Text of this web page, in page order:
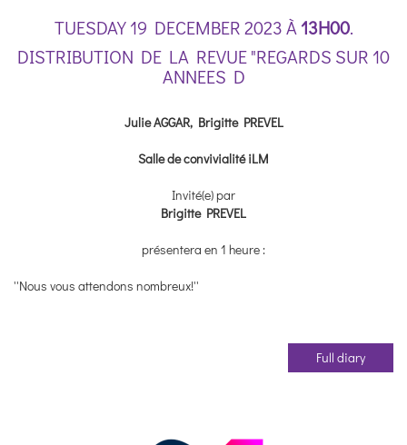
TUESDAY 19 DECEMBER 2023 À13H00.
DISTRIBUTION DE LA REVUE "REGARDS SUR 10
ANNEES D
Julie AGGAR, Brigitte PREVEL
Salle de convivialité iLM
Invité(e) par
Brigitte PREVEL
présentera en 1 heure :
''Nous vous attendons nombreux!''
Full diary